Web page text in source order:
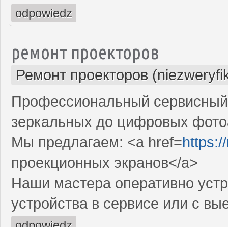
odpowiedz
ремонт проекторов
Ремонт проекторов
Профессиональный
зеркальных до цифровых
Мы предлагаем: <a href=
проекционных экранов</a>
Наши мастера оперативно
устройства в сервисе или с